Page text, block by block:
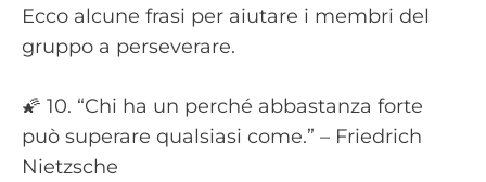
Ecco alcune frasi per aiutare i membri del
gruppo a perseverare.
🌠 10. “Chi ha un perché abbastanza forte
può superare qualsiasi come.” – Friedrich
Nietzsche